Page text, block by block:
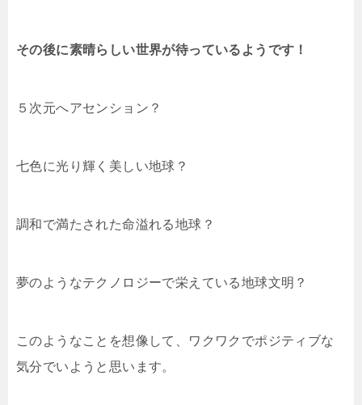
その後に素晴らしい世界が待っているようです！
５次元へアセンション？
七色に光り輝く美しい地球？
調和で満たされた命溢れる地球？
夢のようなテクノロジーで栄えている地球文明？
このようなことを想像して、ワクワクでポジティブな
気分でいようと思います。